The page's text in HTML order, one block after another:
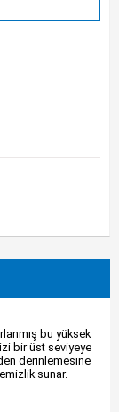
bu yüksek
bir üst seviyeye
derinlemesine
sunar.